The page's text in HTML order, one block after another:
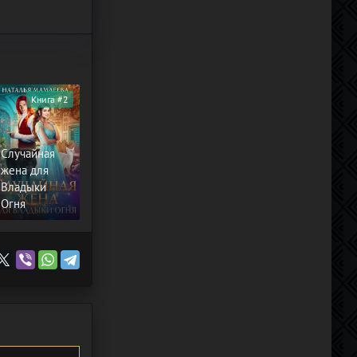
Случайная
жена для
Владыки
Огня
Книга #2